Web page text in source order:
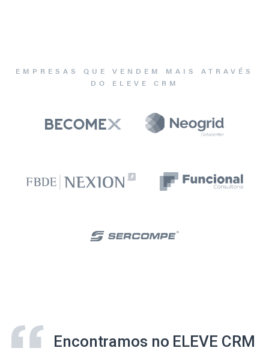
EMPRESAS QUE VENDEM MAIS ATRAVÉS
DO ELEVE CRM
Encontramos no ELEVE CRM